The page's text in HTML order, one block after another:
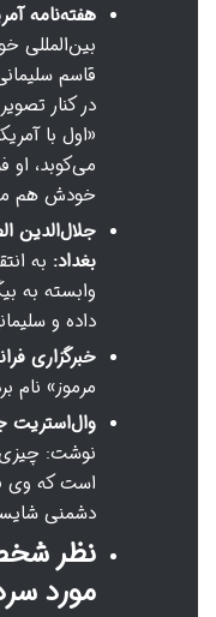
هفته‌نامه
قاسم
در کنار
«اول با
می‌کوبد،
خودش هم
جلال‌الدین
بغداد: به
وابسته به
داده و
خبرگزاری
مرموز» نام
وال‌استریت
نوشت: چیزی
است که وی
دشمنی
نظر
مورد